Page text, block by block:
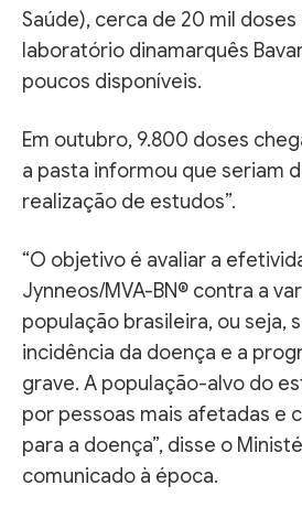
Saúde), cerca de 20 mil
laboratório dinamarquês
poucos disponíveis.
Em outubro, 9.800 doses
a pasta informou que seriam
realização de estudos”.
“O objetivo é avaliar a
Jynneos/MVA-BN®️ contra a
população brasileira, ou seja,
incidência da doença e a
grave. A população-alvo do
por pessoas mais afetadas e
para a doença”, disse o
comunicado à época.